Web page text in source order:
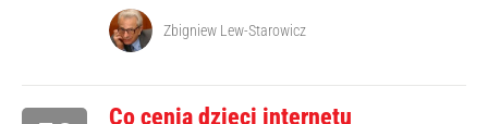
Zbigniew Lew-Starowicz
Co cenią dzieci internetu